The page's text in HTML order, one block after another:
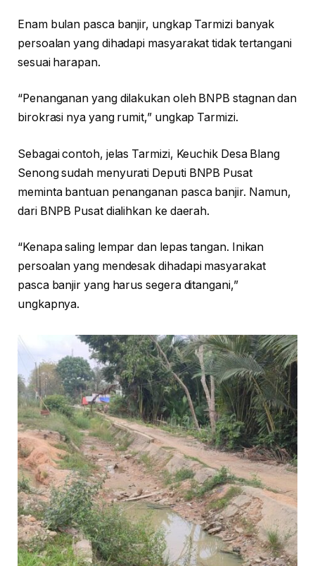
Enam bulan pasca banjir, ungkap Tarmizi banyak
persoalan yang dihadapi masyarakat tidak tertangani
sesuai harapan.
“Penanganan yang dilakukan oleh BNPB stagnan dan
birokrasi nya yang rumit,” ungkap Tarmizi.
Sebagai contoh, jelas Tarmizi, Keuchik Desa Blang
Senong sudah menyurati Deputi BNPB Pusat
meminta bantuan penanganan pasca banjir. Namun,
dari BNPB Pusat dialihkan ke daerah.
“Kenapa saling lempar dan lepas tangan. Inikan
persoalan yang mendesak dihadapi masyarakat
pasca banjir yang harus segera ditangani,”
ungkapnya.